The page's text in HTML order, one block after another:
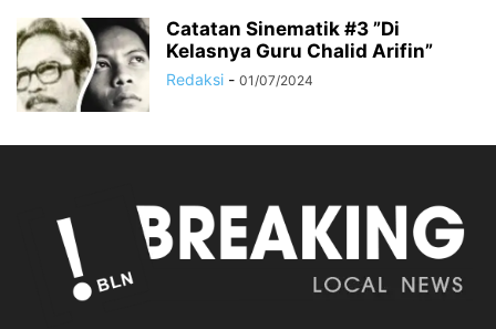
Catatan Sinematik #3 ”Di
Kelasnya Guru Chalid Arifin”
Redaksi - 01/07/2024